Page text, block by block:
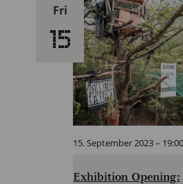
Fri
15
Exhibition Opening:
15. September 2023 – 19:00